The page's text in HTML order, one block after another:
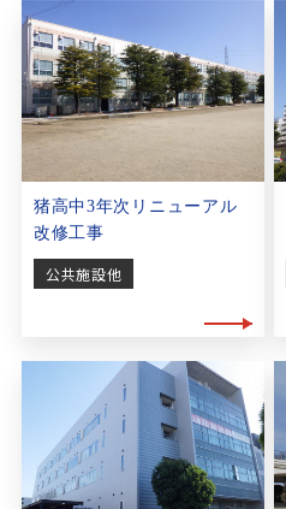
猪高中3年次リニューアル
改修工事
公共施設他